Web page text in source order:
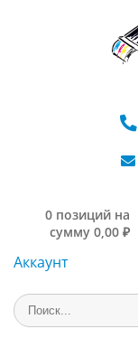
0 позиций на
сумму 0,00 ₽
Аккаунт